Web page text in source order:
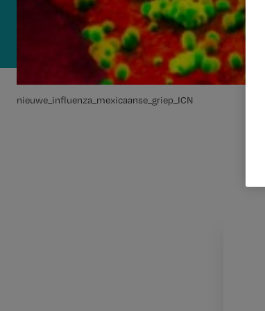
nieuwe_influenza_mexicaanse_griep_ICN